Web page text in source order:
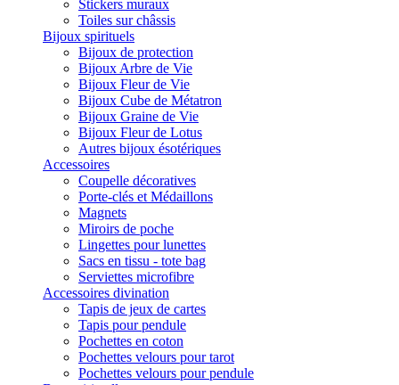
Stickers muraux
Toiles sur châssis
Bijoux spirituels
Bijoux de protection
Bijoux Arbre de Vie
Bijoux Fleur de Vie
Bijoux Cube de Métatron
Bijoux Graine de Vie
Bijoux Fleur de Lotus
Autres bijoux ésotériques
Accessoires
Coupelle décoratives
Porte-clés et Médaillons
Magnets
Miroirs de poche
Lingettes pour lunettes
Sacs en tissu - tote bag
Serviettes microfibre
Accessoires divination
Tapis de jeux de cartes
Tapis pour pendule
Pochettes en coton
Pochettes velours pour tarot
Pochettes velours pour pendule